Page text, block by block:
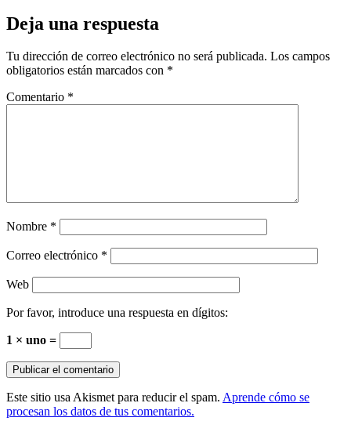
Deja una respuesta
Tu dirección de correo electrónico no será publicada. Los campos
obligatorios están marcados con *
Comentario *
Nombre *
Correo electrónico *
Web
Por favor, introduce una respuesta en dígitos:
1 × uno =
Este sitio usa Akismet para reducir el spam. Aprende cómo se
procesan los datos de tus comentarios.